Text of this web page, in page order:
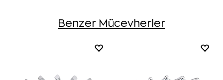
Benzer Mücevherler